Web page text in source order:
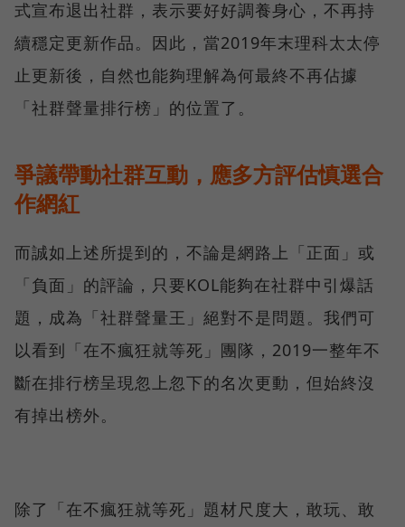
式宣布退出社群，表示要好好調養身心，不再持
續穩定更新作品。因此，當2019年末理科太太停
止更新後，自然也能夠理解為何最終不再佔據
「社群聲量排行榜」的位置了。
爭議帶動社群互動，應多方評估慎選合
作網紅
而誠如上述所提到的，不論是網路上「正面」或
「負面」的評論，只要KOL能夠在社群中引爆話
題，成為「社群聲量王」絕對不是問題。我們可
以看到「在不瘋狂就等死」團隊，2019一整年不
斷在排行榜呈現忽上忽下的名次更動，但始終沒
有掉出榜外。
除了「在不瘋狂就等死」題材尺度大，敢玩、敢